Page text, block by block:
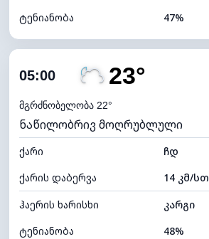
ტენიანობა
47%
ღრუბლიანობა
ნამის წერტილი
ხილვადობა
10 კმ
განათების ინდექსი 0 (ბნელი)
ღრუბლის სიმაღლე 9680 მ
05:00 23°
მგრძნობელობა 22°
ნაწილობრივ მოღრუბლული
ქარი
ჩდ
ქარის დაბერვა
14 კმ/სთ
ჰაერის ხარისხი
კარგი
ტენიანობა
48%